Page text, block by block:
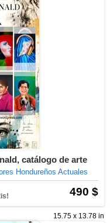
catálogo de arte
Hondureños Actuales
490 $
15.75 x 13.78 in